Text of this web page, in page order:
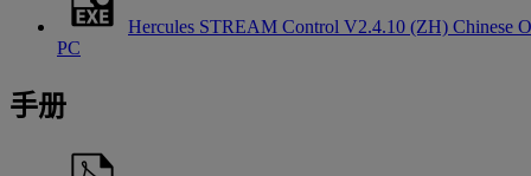
Hercules STREAM Control V2.4.10 (ZH) Chinese
PC
手册